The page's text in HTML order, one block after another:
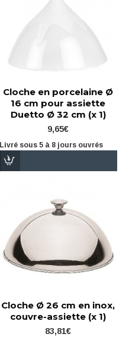
Cloche en porcelaine Ø
16 cm pour assiette
Duetto Ø 32 cm (x 1)
9,65€
Livré sous 5 à 8 jours ouvrés
Cloche Ø 26 cm en inox,
couvre-assiette (x 1)
83,81€